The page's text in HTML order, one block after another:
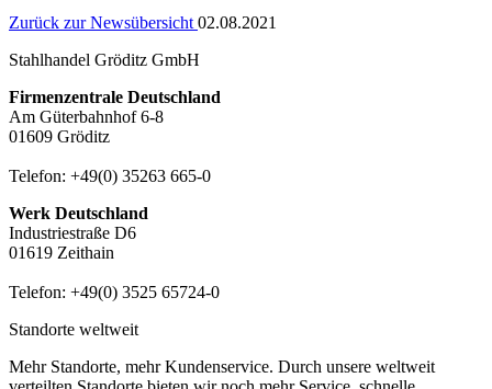
Zurück zur Newsübersicht 02.08.2021
Stahlhandel Gröditz GmbH
Firmenzentrale Deutschland
Am Güterbahnhof 6-8
01609 Gröditz
Telefon: +49(0) 35263 665-0
Werk Deutschland
Industriestraße D6
01619 Zeithain
Telefon: +49(0) 3525 65724-0
Standorte weltweit
Mehr Standorte, mehr Kundenservice. Durch unsere weltweit